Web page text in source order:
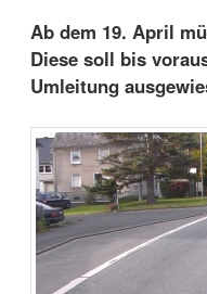
Ab dem 19. April
Diese soll bis
Umleitung